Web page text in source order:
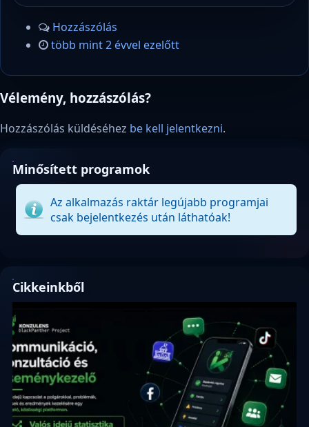
Hozzászólás
több mint 2 évvel ezelőtt
Vélemény, hozzászólás?
Hozzászólás küldéséhez be kell jelentkezni.
Minősített programok
Az alkalmazás raktár legújabb programjai
csak bejelentkezés után láthatóak!
Cikkeinkből